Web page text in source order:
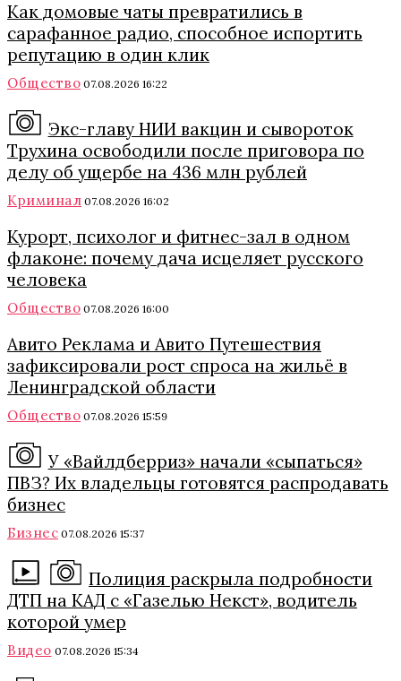
Как домовые чаты превратились в
сарафанное радио, способное испортить
репутацию в один клик
Общество 07.08.2026 16:22
Экс-главу НИИ вакцин и сывороток
Трухина освободили после приговора по
делу об ущербе на 436 млн рублей
Криминал 07.08.2026 16:02
Курорт, психолог и фитнес-зал в одном
флаконе: почему дача исцеляет русского
человека
Общество 07.08.2026 16:00
Авито Реклама и Авито Путешествия
зафиксировали рост спроса на жильё в
Ленинградской области
Общество 07.08.2026 15:59
У «Вайлдберриз» начали «сыпаться»
ПВЗ? Их владельцы готовятся распродавать
бизнес
Бизнес 07.08.2026 15:37
Полиция раскрыла подробности
ДТП на КАД с «Газелью Некст», водитель
которой умер
Видео 07.08.2026 15:34